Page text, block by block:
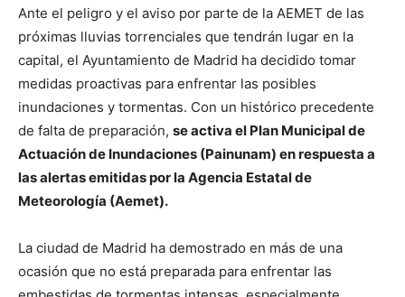
Ante el peligro y el aviso por parte de la AEMET de las
próximas lluvias torrenciales que tendrán lugar en la
capital, el Ayuntamiento de Madrid ha decidido tomar
medidas proactivas para enfrentar las posibles
inundaciones y tormentas. Con un histórico precedente
de falta de preparación, se activa el Plan Municipal de
Actuación de Inundaciones (Painunam) en respuesta a
las alertas emitidas por la Agencia Estatal de
Meteorología (Aemet).
La ciudad de Madrid ha demostrado en más de una
ocasión que no está preparada para enfrentar las